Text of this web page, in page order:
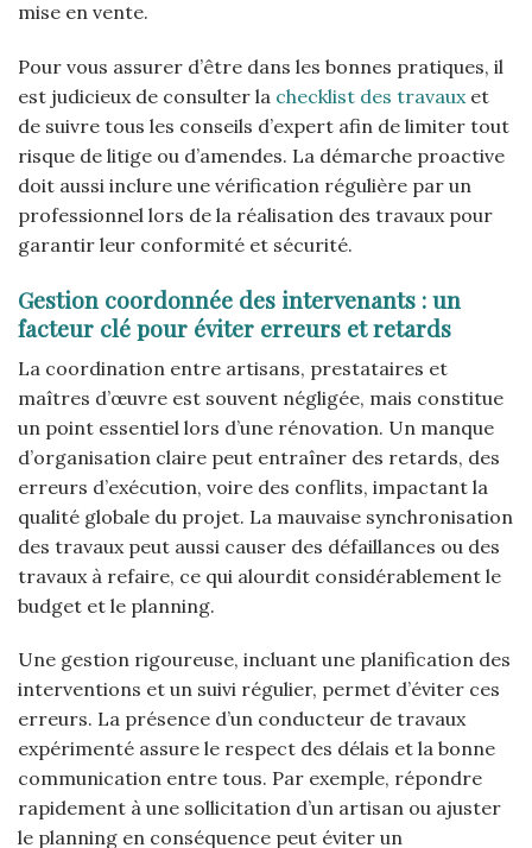
mise en vente.
Pour vous assurer d’être dans les bonnes pratiques, il
est judicieux de consulter la checklist des travauxet
de suivre tous les conseils d’expert afin de limiter tout
risque de litige ou d’amendes. La démarche proactive
doit aussi inclure une vérification régulière par un
professionnel lors de la réalisation des travaux pour
garantir leur conformité et sécurité.
Gestion coordonnée des intervenants : un
facteur clé pour éviter erreurs et retards
La coordination entre artisans, prestataires et
maîtres d’œuvre est souvent négligée, mais constitue
un point essentiel lors d’une rénovation. Un manque
d’organisation claire peut entraîner des retards, des
erreurs d’exécution, voire des conflits, impactant la
qualité globale du projet. La mauvaise synchronisation
des travaux peut aussi causer des défaillances ou des
travaux à refaire, ce qui alourdit considérablement le
budget et le planning.
Une gestion rigoureuse, incluant une planification des
interventions et un suivi régulier, permet d’éviter ces
erreurs. La présence d’un conducteur de travaux
expérimenté assure le respect des délais et la bonne
communication entre tous. Par exemple, répondre
rapidement à une sollicitation d’un artisan ou ajuster
le planning en conséquence peut éviter un